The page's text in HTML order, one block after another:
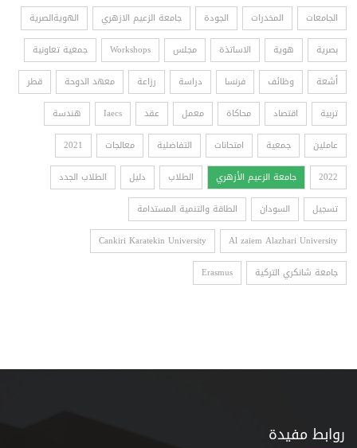
الجامعات
المخدرات الجودة جامعة الزعيم الازهري
الهويةالصرية
بصرية
هوية الاساتذة مجلس Workshops
جمعية تعاونية
أشعة
وظائف فرنسا دراسة رزاعة معهد الدوحة
قطر
تربية
اقتصاد محاكاة معمل عقد Iaecs
هندسة
عاملين
جمعية امتحانات التفاضلية معالجات
2021
2022
جامعة الزعيم الأزهري الطلاب دليل
الطلاب الجدد
تسجيل
السودان
الطاقة والتنمية المستدامة
Al zaiem Alazhari University
Cankiri Karatekin University
جامعة شانكري التركية
Erasmus
روابط مفيدة